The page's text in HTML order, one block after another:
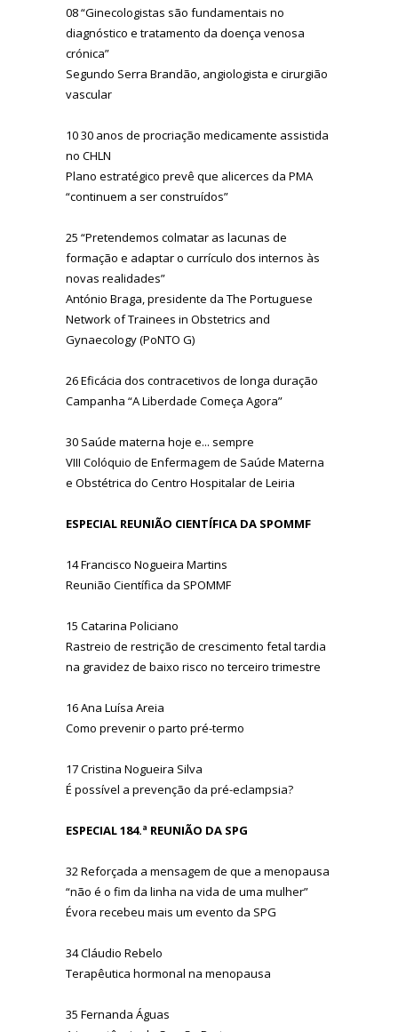
08 “Ginecologistas são fundamentais no
diagnóstico e tratamento da doença venosa
crónica”
Segundo Serra Brandão, angiologista e cirurgião
vascular
10 30 anos de procriação medicamente assistida
no CHLN
Plano estratégico prevê que alicerces da PMA
“continuem a ser construídos”
25 “Pretendemos colmatar as lacunas de
formação e adaptar o currículo dos internos às
novas realidades”
António Braga, presidente da The Portuguese
Network of Trainees in Obstetrics and
Gynaecology (PoNTO G)
26 Eficácia dos contracetivos de longa duração
Campanha “A Liberdade Começa Agora”
30 Saúde materna hoje e... sempre
VIII Colóquio de Enfermagem de Saúde Materna
e Obstétrica do Centro Hospitalar de Leiria
ESPECIAL REUNIÃO CIENTÍFICA DA SPOMMF
14 Francisco Nogueira Martins
Reunião Científica da SPOMMF
15 Catarina Policiano
Rastreio de restrição de crescimento fetal tardia
na gravidez de baixo risco no terceiro trimestre
16 Ana Luísa Areia
Como prevenir o parto pré-termo
17 Cristina Nogueira Silva
É possível a prevenção da pré-eclampsia?
ESPECIAL 184.ª REUNIÃO DA SPG
32 Reforçada a mensagem de que a menopausa
“não é o fim da linha na vida de uma mulher”
Évora recebeu mais um evento da SPG
34 Cláudio Rebelo
Terapêutica hormonal na menopausa
35 Fernanda Águas